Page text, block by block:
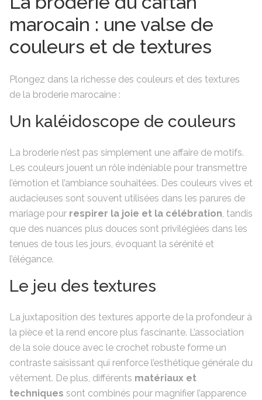
marocain : une valse de
couleurs et de textures
Plongez dans la richesse des couleurs et des textures
de la broderie marocaine :
Un kaléidoscope de couleurs
La broderie n’est pas simplement une affaire de motifs.
Les couleurs jouent un rôle indéniable pour transmettre
l’émotion et l’ambiance souhaitées. Des couleurs vives et
audacieuses sont souvent utilisées dans les parures de
mariage pour respirer la joie et la célébration, tandis
que des nuances plus douces sont privilégiées dans les
tenues de tous les jours, évoquant la sérénité et
l’élégance.
Le jeu des textures
La juxtaposition des textures apporte de la profondeur à
la pièce et la rend encore plus fascinante. L’association
de la soie douce avec le crochet robuste forme un
contraste saisissant qui renforce l’esthétique générale du
vêtement. De plus, différents matériaux et
techniques sont combinés pour magnifier l’apparence